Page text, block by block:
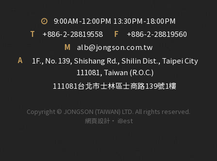
9:00AM-12:00PM 13:30PM-18:00PM
T
+886-2-28819558 F
+886-2-28819560
M
alb@jongson.com.tw
A
1F., No. 139, Shishang Rd., Shilin Dist., Taipei City
111081, Taiwan (R.O.C.)
111081台北市士林區士商路139號1樓
Copyright © JONGSON (TAIWAN) LTD. All rights reserved.
網頁設計‧ iBest